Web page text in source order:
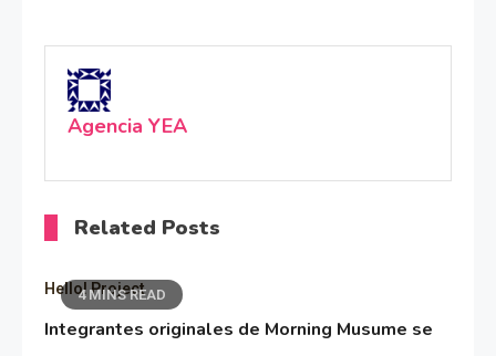
Agencia YEA
Related Posts
4 MINS READ
Hello! Project
Integrantes originales de Morning Musume se